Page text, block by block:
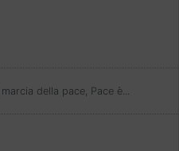
marcia della pace Pace è...